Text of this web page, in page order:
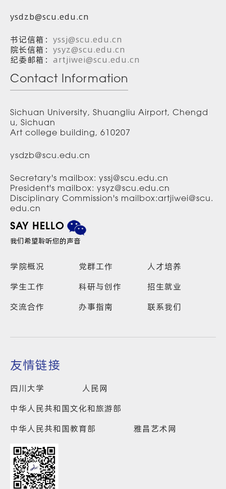
ysdzb@scu.edu.cn
书记信箱： yssj@scu.edu.cn
院长信箱： ysyz@scu.edu.cn
纪委邮箱： artjiwei@scu.edu.cn
Contact Information
Sichuan University, Shuangliu Airport, Chengd
u, Sichuan
Art college building, 610207
ysdzb@scu.edu.cn
Secretary's mailbox: yssj@scu.edu.cn
President's mailbox: ysyz@scu.edu.cn
Disciplinary Commission's mailbox:artjiwei@scu.
edu.cn
SAY HELLO
我们希望聆听您的声音
学院概况 党群工作
人才培养
学生工作
科研与创作
招生就业
交流合作
办事指南 联系我们
友情链接
四川大学
人民网
中华人民共和国文化和旅游部
中华人民共和国教育部
雅昌艺术网